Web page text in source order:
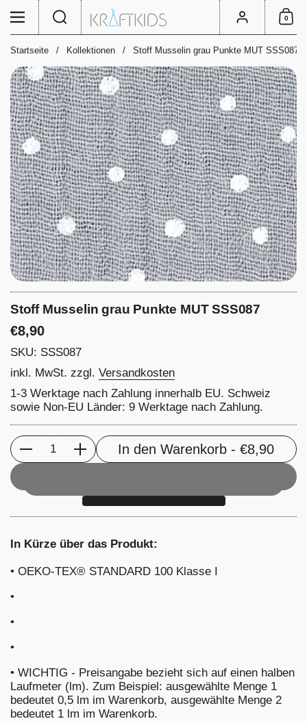
Zum Inhalt springen
Menü
Suche
Konto 0
Startseite / Kollektionen / Stoff Musselin grau Punkte MUT SSS087
Stoff Musselin grau Punkte MUT SSS087
Preis:
€8,90
SKU: SSS087
inkl. MwSt. zzgl. Versandkosten
1-3 Werktage nach Zahlung innerhalb EU. Schweiz
sowie Non-EU Länder: 9 Werktage nach Zahlung.
Anzahl In den Warenkorb - €8,90
In Kürze über das Produkt:
• OEKO-TEX® STANDARD 100 Klasse I
•
•
•
• WICHTIG - Preisangabe bezieht sich auf einen halben
Laufmeter (lm). Zum Beispiel: ausgewählte Menge 1
bedeutet 0,5 lm im Warenkorb, ausgewählte Menge 2
bedeutet 1 lm im Warenkorb.